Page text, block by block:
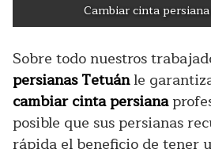
Cambiar cinta
Sobre todo nuestros
persianas Tetuánle
cambiar cinta persiana
posible que sus persianas